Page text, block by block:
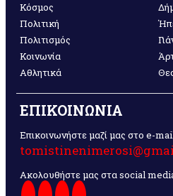
Κόσμος
Πολιτική
Πολιτισμός
Κοινωνία
Αθλητικά
ΕΠΙΚΟΙΝΩΝΙΑ
Επικοινωνήστε μαζί μας στο e-
Ακολουθήστε μας στα social